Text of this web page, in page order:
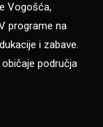
Vogošća,
programe na
i zabave.
područja